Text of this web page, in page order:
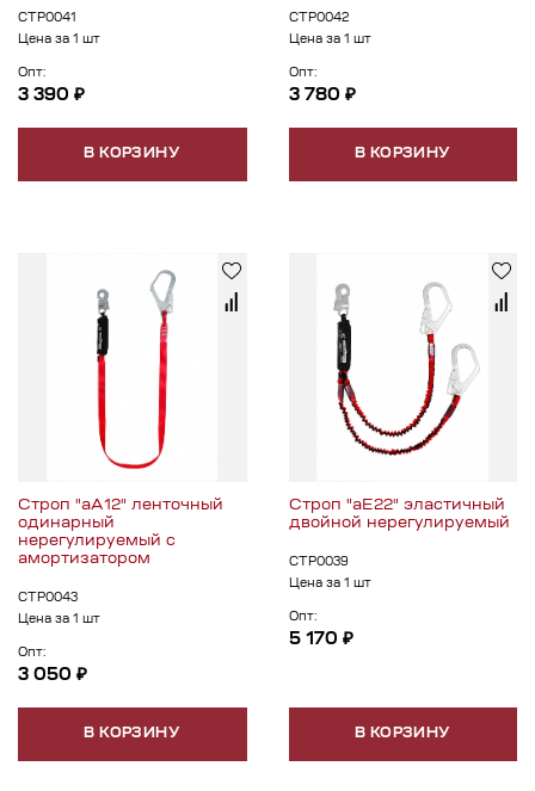
СТР0041
Цена за 1 шт
Опт:
3 390 ₽
В КОРЗИНУ
СТР0042
Цена за 1 шт
Опт:
3 780 ₽
В КОРЗИНУ
Строп "аА12" ленточный
одинарный
нерегулируемый с
амортизатором
СТР0043
Цена за 1 шт
Опт:
3 050 ₽
В КОРЗИНУ
Строп "аЕ22" эластичный
двойной нерегулируемый
СТР0039
Цена за 1 шт
Опт:
5 170 ₽
В КОРЗИНУ